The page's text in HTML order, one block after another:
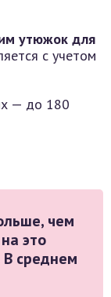
утюжок для
с учетом
— до 180
чем
это
В среднем